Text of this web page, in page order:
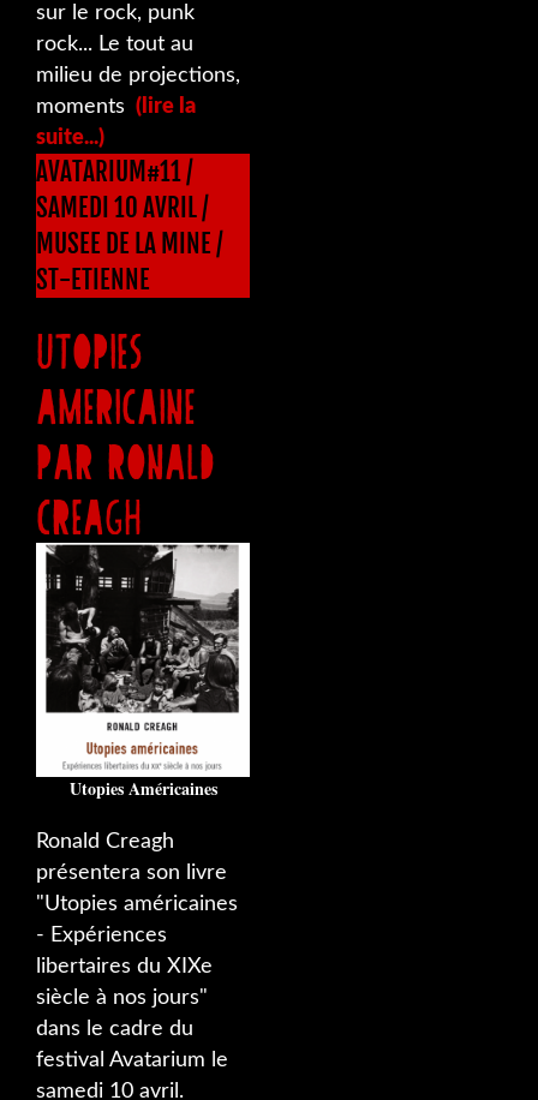
sur le rock, punk
rock... Le tout au
milieu de projections,
moments (lire la
suite...)
AVATARIUM#11 /
SAMEDI 10 AVRIL /
MUSEE DE LA MINE /
ST-ETIENNE
UTOPIES
AMERICAINE
PAR RONALD
CREAGH
Utopies Américaines
Ronald Creagh
présentera son livre
"Utopies américaines
- Expériences
libertaires du XIXe
siècle à nos jours"
dans le cadre du
festival Avatarium le
samedi 10 avril.